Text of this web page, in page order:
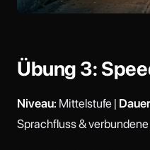
Übung 3:
Niveau: Mittelstufe |
Sprachfluss &